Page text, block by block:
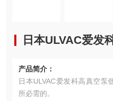
日本ULVAC爱发
产品简介：
日本ULVAC爱发科高真空泵
所必需的。